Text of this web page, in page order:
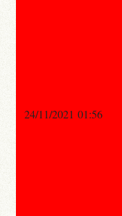
24/11/2021 01:56